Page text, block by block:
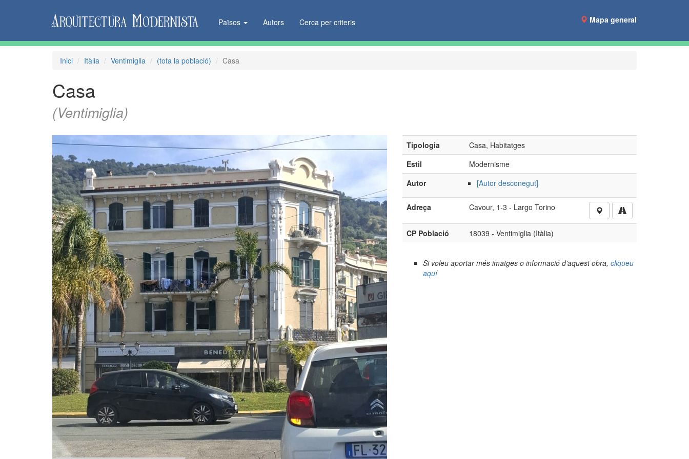
Països Autors Cerca per criteris Mapa general
Inici Itàlia Ventimiglia (tota la població) Casa
Casa
(Ventimiglia)
Tipologia
Casa, Habitatges
Estil
Modernisme
Autor
[Autor desconegut]
Adreça Cavour, 1-3 - Largo Torino
CP Població 18039 - Ventimiglia (Itàlia)
Si voleu aportar més imatges o informació d’aquest obra, cliqueu
aquí